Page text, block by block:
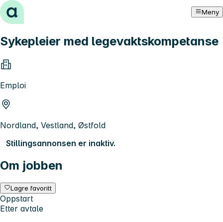
Hopp til innhold Meny
Sykepleier med legevaktskompetanse
Emploi
Nordland, Vestland, Østfold
Stillingsannonsen er inaktiv.
Om jobben
Lagre favoritt
Oppstart
Etter avtale